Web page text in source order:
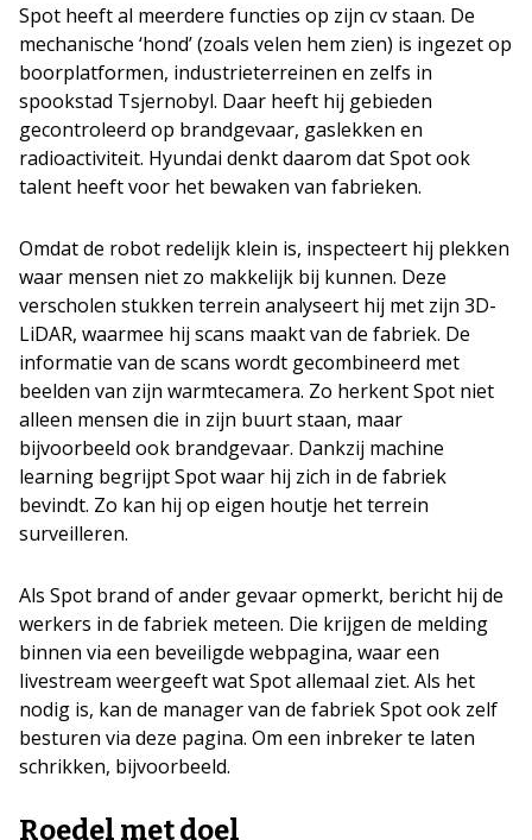
Spot heeft al meerdere functies op zijn cv staan. De
mechanische ‘hond’ (zoals velen hem zien) is ingezet op
boorplatformen, industrieterreinen en zelfs in
spookstad Tsjernobyl. Daar heeft hij gebieden
gecontroleerd op brandgevaar, gaslekken en
radioactiviteit. Hyundai denkt daarom dat Spot ook
talent heeft voor het bewaken van fabrieken.
Omdat de robot redelijk klein is, inspecteert hij plekken
waar mensen niet zo makkelijk bij kunnen. Deze
verscholen stukken terrein analyseert hij met zijn 3D-
LiDAR, waarmee hij scans maakt van de fabriek. De
informatie van de scans wordt gecombineerd met
beelden van zijn warmtecamera. Zo herkent Spot niet
alleen mensen die in zijn buurt staan, maar
bijvoorbeeld ook brandgevaar. Dankzij machine
learning begrijpt Spot waar hij zich in de fabriek
bevindt. Zo kan hij op eigen houtje het terrein
surveilleren.
Als Spot brand of ander gevaar opmerkt, bericht hij de
werkers in de fabriek meteen. Die krijgen de melding
binnen via een beveiligde webpagina, waar een
livestream weergeeft wat Spot allemaal ziet. Als het
nodig is, kan de manager van de fabriek Spot ook zelf
besturen via deze pagina. Om een inbreker te laten
schrikken, bijvoorbeeld.
Roedel met doel